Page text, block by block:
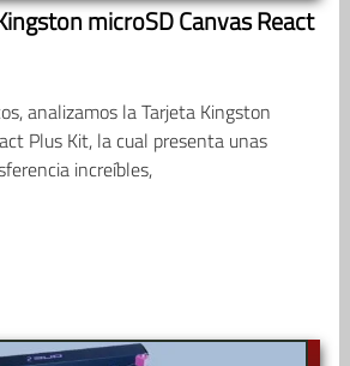
microSD Canvas React
analizamos la Tarjeta Kingston
Plus Kit, la cual presenta unas
increíbles,